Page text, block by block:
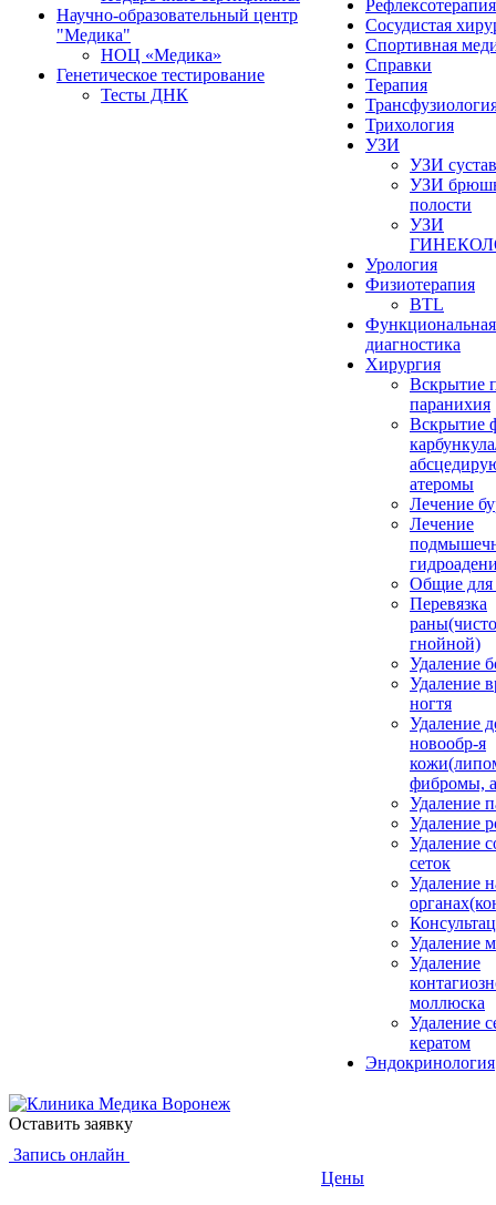
Научно-образовательный центр
"Медика"
НОЦ «Медика»
Генетическое тестирование
Тесты ДНК
Рефлексотерапия
Сосудистая
Спортивная
Справки
Терапия
Трихология
УЗИ
УЗИ
УЗИ
полости
УЗИ
Урология
Физиотерапия
BTL
Функциональная
диагностика
Хирургия
Вскрытие
паранихия
Вскрытие
атеромы
Лечение
Лечение
Общие для
Перевязка
гнойной)
Удаление
Удаление
ногтя
Удаление
новообр-я
фибромы,
Удаление
Удаление
Удаление
сеток
Удаление
Удаление
Удаление
моллюска
Удаление
кератом
Эндокринология
Оставить заявку
Запись онлайн
Цены